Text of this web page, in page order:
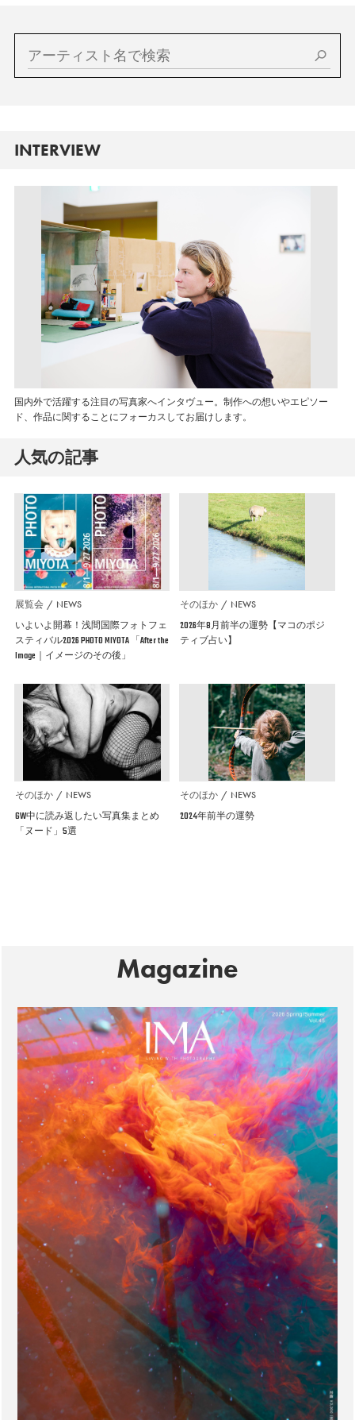
INTERVIEW
国内外で活躍する注目の写真家へインタヴュー。制作への想いやエピソー
ド、作品に関することにフォーカスしてお届けします。
人気の記事
展覧会 NEWS
いよいよ開幕！浅間国際フォトフェ
スティバル2026 PHOTO MIYOTA 「After the
Image｜イメージのその後」
そのほか NEWS
2026年8月前半の運勢【マコのポジ
ティブ占い】
そのほか NEWS
GW中に読み返したい写真集まとめ
「ヌード」5選
そのほか NEWS
2024年前半の運勢
Magazine